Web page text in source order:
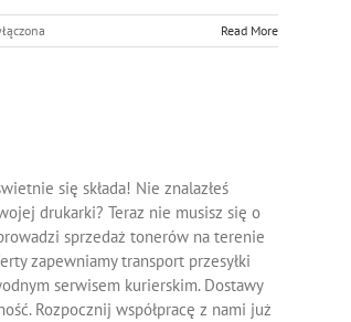
Read More
się składa! Nie znalazłeś
drukarki? Teraz nie musisz się o
sprzedaż tonerów na terenie
zapewniamy transport przesyłki
serwisem kurierskim. Dostawy
Rozpocznij współpracę z nami już